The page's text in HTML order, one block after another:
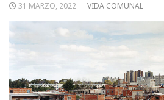
31 MARZO, 2022 VIDA COMUNAL